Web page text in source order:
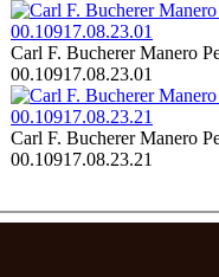
Carl F. Bucherer Manero
00.10917.08.23.01
Carl F. Bucherer Manero
00.10917.08.23.21